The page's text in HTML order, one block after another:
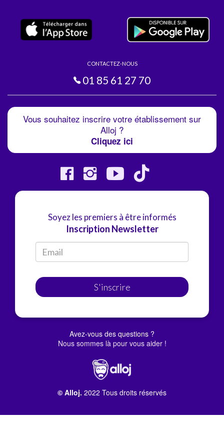
CONTACTEZ-NOUS
01 85 61 27 70
Vous souhaitez inscrire votre établissement sur
Alloj ?
Cliquez ici
Soyez les premiers à être informés
Inscription Newsletter
S'inscrire
Avez-vous des questions ?
Nous sommes là pour vous aider !
© Alloj. 2022 Tous droits réservés